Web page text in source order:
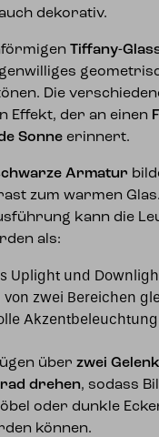
dekorativ.
Tiffany-
Die
Effekt, der an einen
Sonne erinnert.
Armatur
zum warmen
kann die
als:
Uplight und
zwei Bereichen
Akzentbeleuchtung
über zwei
drehen, sodass
oder dunkle
können.